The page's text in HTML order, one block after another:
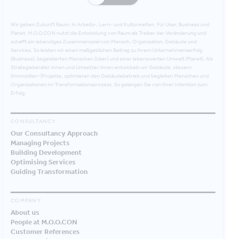
Wir geben Zukunft Raum. In Arbeits-, Lern- und Kulturwelten. Für User, Business und
Planet. M.O.O.CON nutzt die Entwicklung von Raum als Treiber der Veränderung und
schafft ein lebendiges Zusammenspiel von Mensch, Organisation, Gebäude und
Services. So leisten wir einen maßgeblichen Beitrag zu Ihrem Unternehmenserfolg
(Business), begeisterten Menschen (User) und einer lebenswerten Umwelt (Planet). Als
Strategieberater:innen und Umsetzer:innen entwickeln wir Gebäude, steuern
(Immobilien-)Projekte, optimieren den Gebäudebetrieb und begleiten Menschen und
Organisationen im Transformationsprozess. So gelangen Sie von Ihrer Intention zum
Erfolg.
CONSULTANCY
Our Consultancy Approach
Managing Projects
Building Development
Optimising Services
Guiding Transformation
COMPANY
About us
People at M.O.O.CON
Customer References